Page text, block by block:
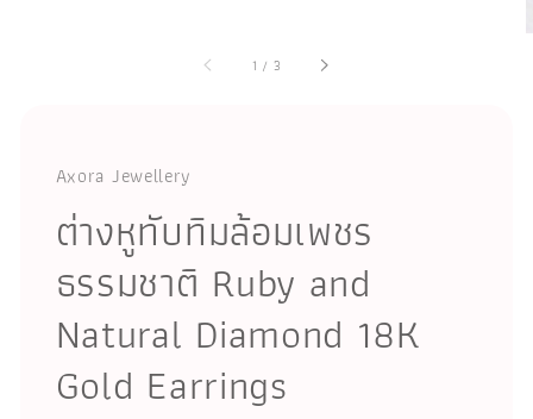
1 / 3
Axora Jewellery
ต่างหูทับทิมล้อมเพชร
ธรรมชาติ Ruby and
Natural Diamond 18K
Gold Earrings